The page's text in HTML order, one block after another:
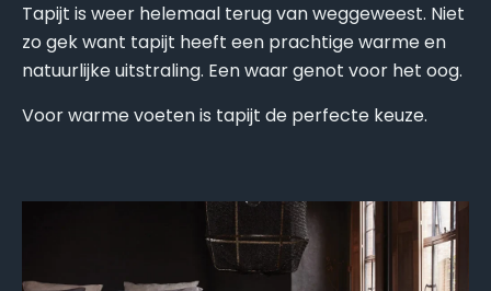
Tapijt is weer helemaal terug van weggeweest. Niet
zo gek want tapijt heeft een prachtige warme en
natuurlijke uitstraling. Een waar genot voor het oog.
Voor warme voeten is tapijt de perfecte keuze.